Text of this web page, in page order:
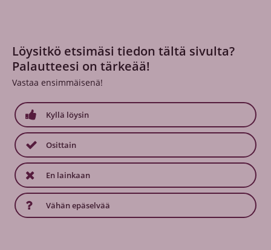
Löysitkö etsimäsi tiedon tältä sivulta?
Palautteesi on tärkeää!
Vastaa ensimmäisenä!
Kyllä löysin
Osittain
En lainkaan
Vähän epäselvää